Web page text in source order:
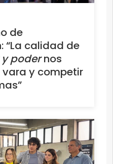
de
“La calidad de
podernos
y competir